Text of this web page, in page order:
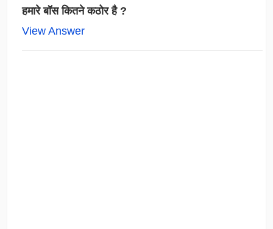
हमारे बॉस कितने कठोर है ?
View Answer